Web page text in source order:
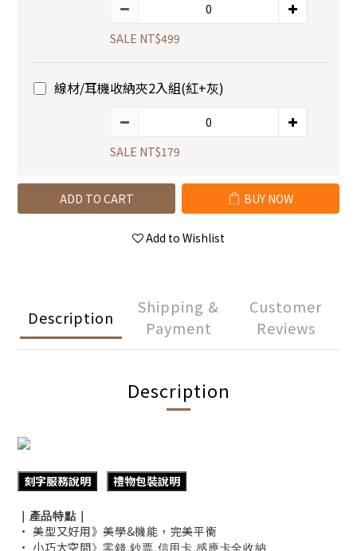
SALE NT$499
線材/耳機收納夾2入組(紅+灰)
SALE NT$179
ADD TO CART BUY NOW
Add to Wishlist
Description
Shipping &
Payment
Customer
Reviews
Description
刻字服務說明 禮物包裝說明
｜產品特點｜
• 美型又好用》美學&機能，完美平衡
• 小巧大空間》零錢.鈔票.信用卡.感應卡全收納